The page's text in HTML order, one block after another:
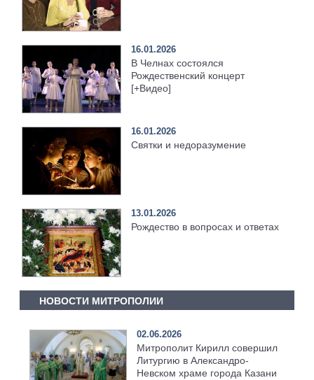
16.01.2026
В Челнах состоялся
Рождественский концерт
[+Видео]
16.01.2026
Святки и недоразумение
13.01.2026
Рождество в вопросах и ответах
НОВОСТИ МИТРОПОЛИИ
02.06.2026
Митрополит Кирилл совершил
Литургию в Александро-
Невском храме города Казани